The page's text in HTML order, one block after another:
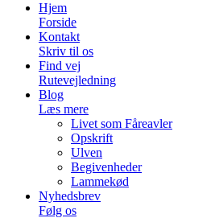
Hjem
Forside
Kontakt
Skriv til os
Find vej
Rutevejledning
Blog
Læs mere
Livet som Fåreavler
Opskrift
Ulven
Begivenheder
Lammekød
Nyhedsbrev
Følg os